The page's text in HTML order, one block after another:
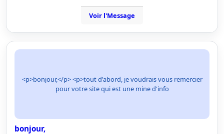
Voir l'Message
<p>bonjour,</p> <p>tout d'abord, je voudrais vous remercier
pour votre site qui est une mine d'info
bonjour,